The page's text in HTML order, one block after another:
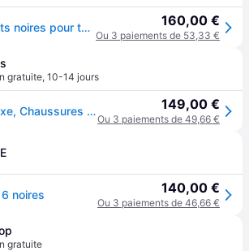
ON Cloud 6 baskets noires pour toute la journée 160,00 €
Ou 3 paiements de 53,33 €
gratuite, 10-14 jours
On Running, Unisexe, Chaussures de course à pied, Cloud 6 (39), Noir 149,00 €
Ou 3 paiements de 49,66 €
noires 140,00 €
Ou 3 paiements de 46,66 €
gratuite